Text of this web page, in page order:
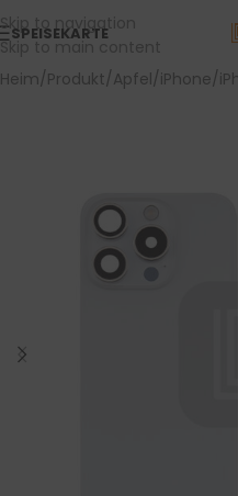
Skip to navigation
Skip to main content
SPEISEKARTE
Heim/Produkt/Apfel/iPhone/